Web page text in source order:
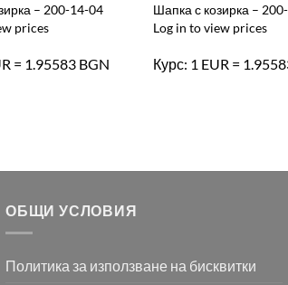
– 200-14-04
prices
= 1.95583 BGN
Шапка с козирка –
Log in to view prices
Курс: 1 EUR =
ОБЩИ УСЛОВИЯ
Политика за използване на бисквитки